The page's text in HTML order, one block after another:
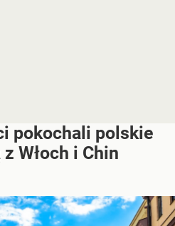
pokochali polskie
Włoch i Chin